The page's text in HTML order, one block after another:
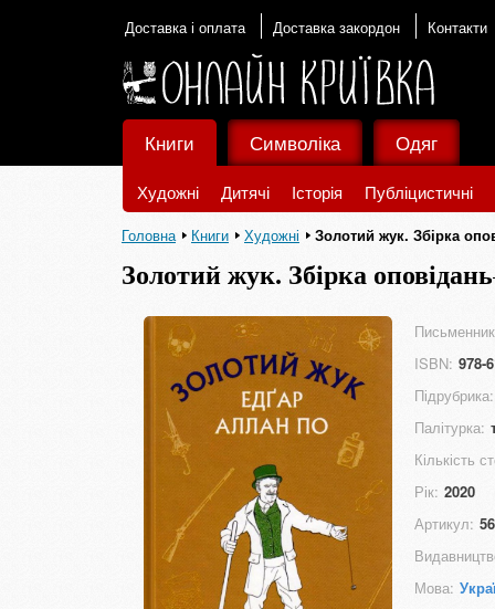
Доставка і оплата Доставка закордон Контакти
Книги
Художні Дитячі Історія Публіцистичні
Символіка Одяг
Головна Книги Художні Золотий жук. Збірка
Золотий жук. Збірка оповідань
ISBN: 978-
Підрубрика:
Палітурка:
Кількість
Рік: 2020
Артикул:
Мова: